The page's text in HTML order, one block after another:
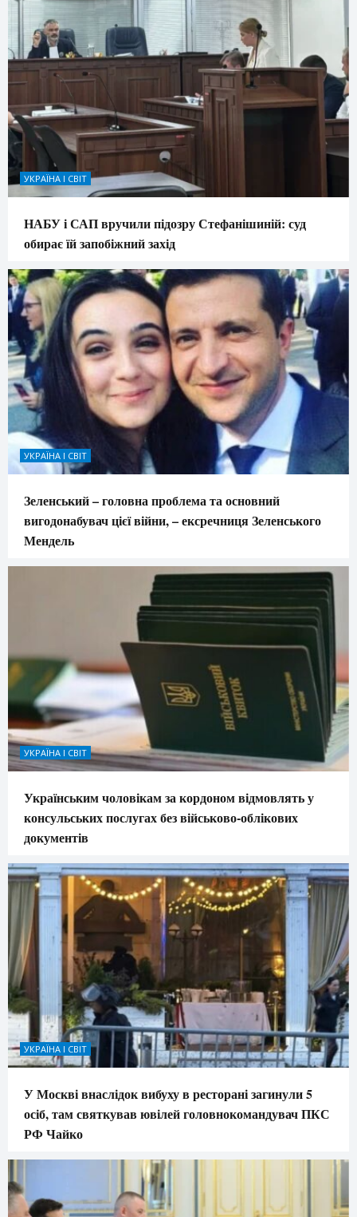
УКРАЇНА І СВІТ
НАБУ і САП вручили підозру Стефанішиній: суд
обирає їй запобіжний захід
УКРАЇНА І СВІТ
Зеленський – головна проблема та основний
вигодонабувач цієї війни, – ексречниця Зеленського
Мендель
УКРАЇНА І СВІТ
Українським чоловікам за кордоном відмовлять у
консульських послугах без військово-облікових
документів
УКРАЇНА І СВІТ
У Москві внаслідок вибуху в ресторані загинули 5
осіб, там святкував ювілей головнокомандувач ПКС
РФ Чайко